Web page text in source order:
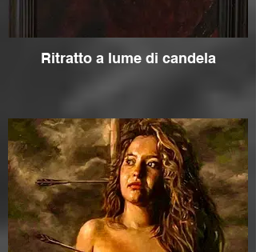
Ritratto a lume di candela